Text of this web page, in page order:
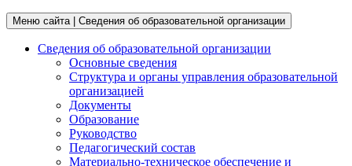
Меню сайта | Сведения об образовательной организации
Сведения об образовательной организации
Основные сведения
Структура и органы управления образовательной
организацией
Документы
Образование
Руководство
Педагогический состав
Материально-техническое обеспечение и